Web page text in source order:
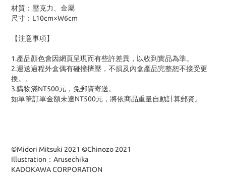
材質：壓克力、金屬
尺寸：L10cm×W6cm
【注意事項】
1.產品顏色會因網頁呈現而有些許差異，以收到實品為準。
2.運送過程外盒偶有碰撞擠壓，不損及內盒產品完整恕不接受更
換。,
3.購物滿NT500元，免郵資寄送。
如單筆訂單金額未達NT500元，將依商品重量自動計算郵資。
©Midori Mitsuki 2021 ©Chinozo 2021
Illustration：Arusechika
KADOKAWA CORPORATION